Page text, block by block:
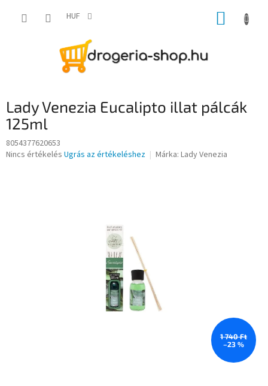
HUF KOSÁR
Lady Venezia Eucalipto illat pálcák
125ml
8054377620653
A
Nincs értékelés Ugrás az értékeléshez Márka: Lady Venezia
1 740 Ft
–23 %